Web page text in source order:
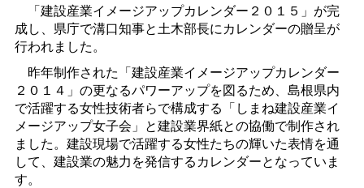
「建設産業イメージアップカレンダー２０１５」が完
成し、県庁で溝口知事と土木部長にカレンダーの贈呈が
行われました。
昨年制作された「建設産業イメージアップカレンダー
２０１４」の更なるパワーアップを図るため、島根県内
で活躍する女性技術者らで構成する「しまね建設産業イ
メージアップ女子会」と建設業界紙との協働で制作され
ました。建設現場で活躍する女性たちの輝いた表情を通
して、建設業の魅力を発信するカレンダーとなっていま
す。